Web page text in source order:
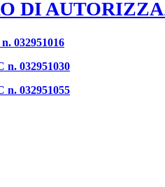
DI
032951016
n. 032951030
n. 032951055